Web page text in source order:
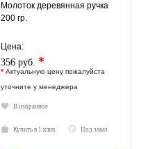
Молоток деревянная ручка
200 гр.
Цена:
356 руб. *
* Актуальную цену пожалуйста
уточните у менеджера
В избранное
Купить в 1 клик Под заказ